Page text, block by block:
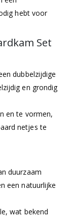
hebt voor
Set
dubbelzijdige
en grondig
en te vormen,
netjes te
duurzaam
een natuurlijke